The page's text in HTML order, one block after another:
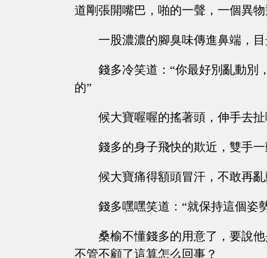
道剛張開嘴巴，啪的一聲，一個異
一股濃濃的腳臭味傳進鼻端，
錢多冷笑道：“你最好別亂動別
的”
候大寶喔喔的搖著頭，伸手去
錢多的身子飛快的欺近，雙手
候大寶痛得額頭冒汗，不敢再
錢多嘿嘿笑道：“就保持這個姿
桑榆不懂錢多的用意了，要說
不管不顧了這算怎么回事？